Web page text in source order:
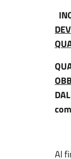
Al